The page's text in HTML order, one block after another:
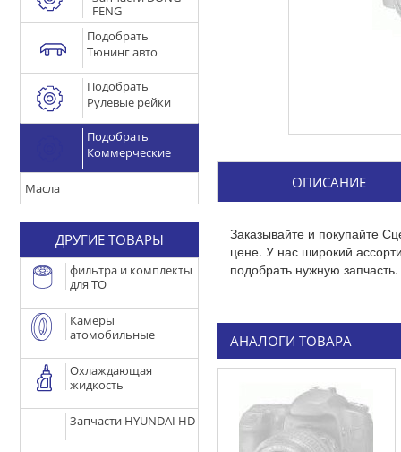
FENG
Подобрать
Тюнинг авто
Подобрать
Рулевые рейки
Подобрать
Коммерческие
Масла
ДРУГИЕ ТОВАРЫ
фильтра и комплекты
для ТО
Камеры
атомобильные
Охлаждающая
жидкость
Запчасти HYUNDAI HD
ОПИСАНИЕ
Заказывайте и покупайте
цене. У нас широкий
подобрать нужную запчасть.
АНАЛОГИ ТОВАРА